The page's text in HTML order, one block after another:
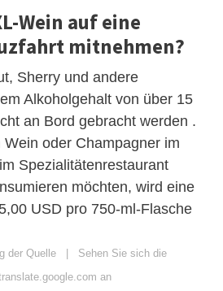
Wein auf eine
mitnehmen?
Sherry und andere
Alkoholgehalt von über 15
an Bord gebracht werden .
oder Champagner im
Spezialitätenrestaurant
möchten, wird eine
USD pro 750-ml-Flasche
der Quelle | Sehen Sie sich die
an